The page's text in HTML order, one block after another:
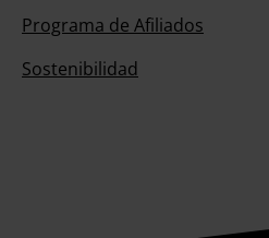
Programa de Afiliados
Sostenibilidad